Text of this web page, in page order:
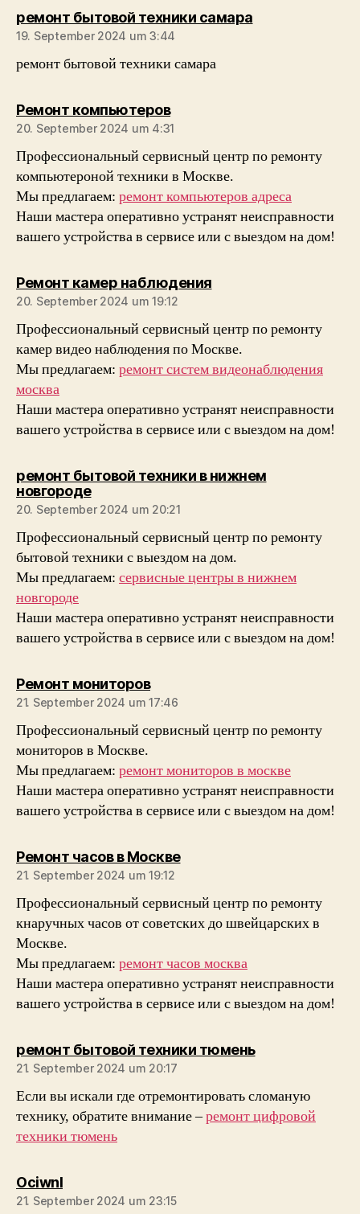
ремонт бытовой техники самараsagt:
19. September 2024 um 3:44
ремонт бытовой техники самара
Ремонт компьютеровsagt:
20. September 2024 um 4:31
Профессиональный сервисный центр по ремонту
компьютероной техники в Москве.
Мы предлагаем: ремонт компьютеров адреса
Наши мастера оперативно устранят неисправности
вашего устройства в сервисе или с выездом на дом!
Ремонт камер наблюденияsagt:
20. September 2024 um 19:12
Профессиональный сервисный центр по ремонту
камер видео наблюдения по Москве.
Мы предлагаем: ремонт систем видеонаблюдения
москва
Наши мастера оперативно устранят неисправности
вашего устройства в сервисе или с выездом на дом!
ремонт бытовой техники в нижнем
новгородеsagt:
20. September 2024 um 20:21
Профессиональный сервисный центр по ремонту
бытовой техники с выездом на дом.
Мы предлагаем: сервисные центры в нижнем
новгороде
Наши мастера оперативно устранят неисправности
вашего устройства в сервисе или с выездом на дом!
Ремонт мониторовsagt:
21. September 2024 um 17:46
Профессиональный сервисный центр по ремонту
мониторов в Москве.
Мы предлагаем: ремонт мониторов в москве
Наши мастера оперативно устранят неисправности
вашего устройства в сервисе или с выездом на дом!
Ремонт часов в Москвеsagt:
21. September 2024 um 19:12
Профессиональный сервисный центр по ремонту
кнаручных часов от советских до швейцарских в
Москве.
Мы предлагаем: ремонт часов москва
Наши мастера оперативно устранят неисправности
вашего устройства в сервисе или с выездом на дом!
ремонт бытовой техники тюменьsagt:
21. September 2024 um 20:17
Если вы искали где отремонтировать сломаную
технику, обратите внимание –ремонт цифровой
техники тюмень
Ociwnlsagt:
21. September 2024 um 23:15